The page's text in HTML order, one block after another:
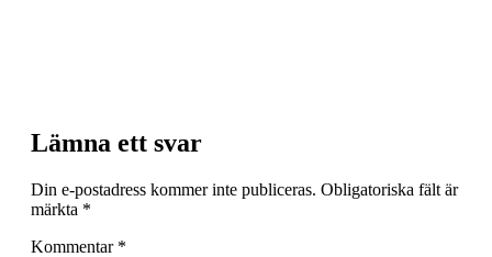
Lämna ett svar
Din e-postadress kommer inte publiceras. Obligatoriska fält är
märkta *
Kommentar *